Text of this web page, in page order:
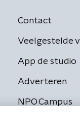
Contact
Veelgestelde
App de studio
Adverteren
NPO Campus